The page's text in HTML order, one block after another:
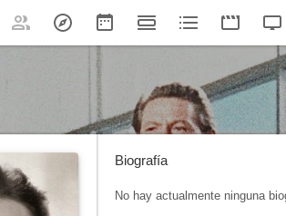
Biografía
No hay actualmente ninguna